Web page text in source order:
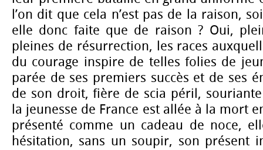
l’on dit que cela n’est pas de la raison,
elle donc faite que de raison ? Oui,
pleines de résurrection, les races
du courage inspire de telles folies de
parée de ses premiers succès et de ses
de son droit, fière de scia péril,
la jeunesse de France est allée à la mort
présenté comme un cadeau de noce,
hésitation, sans un soupir, son présent